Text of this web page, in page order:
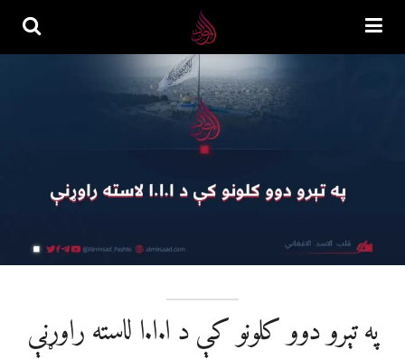
په تېرو دوو کلونو کې د ا.ا.ا لاسته راوړنې